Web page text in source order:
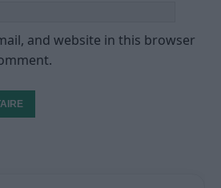
and website in this browser